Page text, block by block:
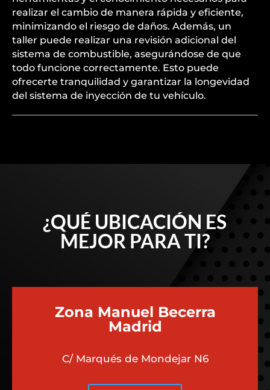
realizar el cambio de manera rápida y eficiente,
minimizando el riesgo de daños. Además, un
taller puede realizar una revisión adicional del
sistema de combustible, asegurándose de que
todo funcione correctamente. Esto puede
ofrecerte tranquilidad y garantizar la longevidad
del sistema de inyección de tu vehículo.
¿QUÉ UBICACIÓN ES
MEJOR PARA TI?
Zona Manuel Becerra
Madrid
C/ Marqués de Mondejar N6